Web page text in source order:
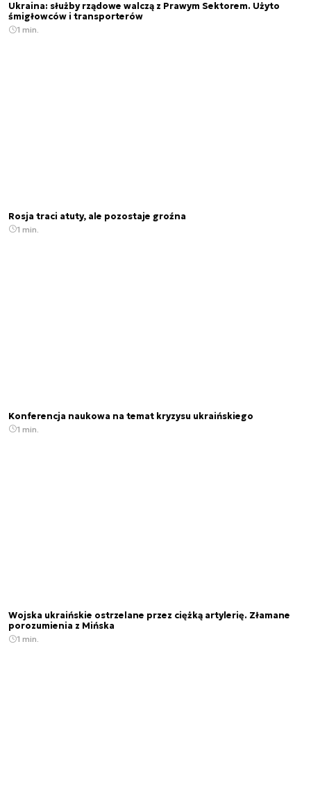
Ukraina: służby rządowe walczą z Prawym Sektorem. Użyto
śmigłowców i transporterów
1 min.
Rosja traci atuty, ale pozostaje groźna
1 min.
Konferencja naukowa na temat kryzysu ukraińskiego
1 min.
Wojska ukraińskie ostrzelane przez ciężką artylerię. Złamane
porozumienia z Mińska
1 min.